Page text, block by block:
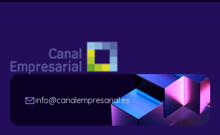
info@canalempresarial.es